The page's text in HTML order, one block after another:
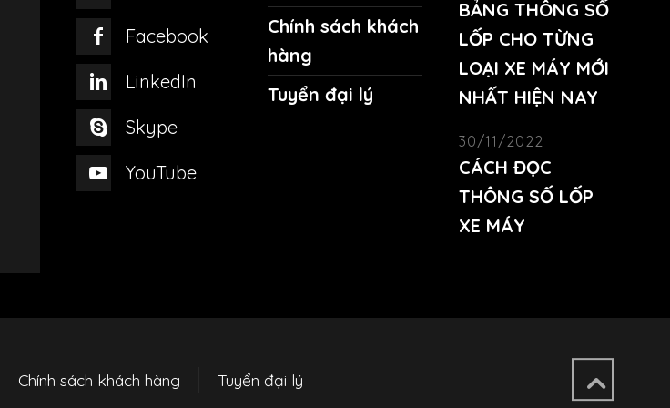
product
product
page
Facebook
LinkedIn
Skype
YouTube
Chính sách khách
hàng
Tuyển đại lý
BẢNG THÔNG SỐ
LỐP CHO TỪNG
LOẠI XE MÁY MỚI
NHẤT HIỆN NAY
30/11/2022
CÁCH ĐỌC
THÔNG SỐ LỐP
XE MÁY
Chính sách khách hàng Tuyển đại lý